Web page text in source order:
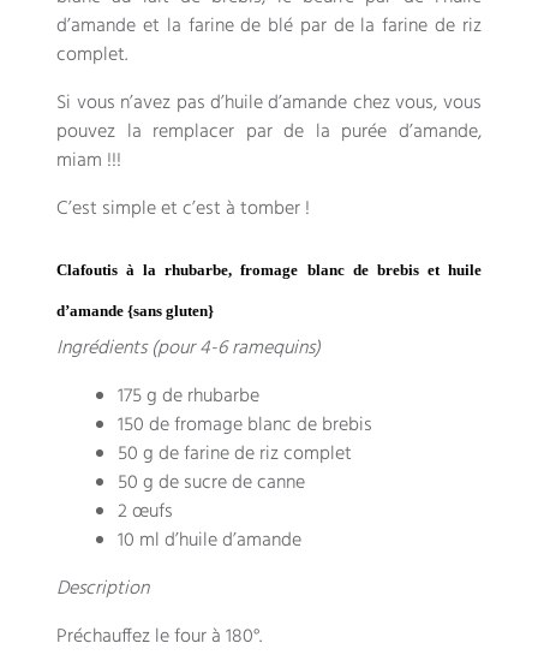
d’amande et la farine de blé par de la farine de riz
complet.
Si vous n’avez pas d’huile d’amande chez vous, vous
pouvez la remplacer par de la purée d’amande,
miam !!!
C’est simple et c’est à tomber !
Clafoutis à la rhubarbe, fromage blanc de brebis et huile
d’amande {sans gluten}
Ingrédients (pour 4-6 ramequins)
175 g de rhubarbe
150 de fromage blanc de brebis
50 g de farine de riz complet
50 g de sucre de canne
2 œufs
10 ml d’huile d’amande
Description
Préchauffez le four à 180°.